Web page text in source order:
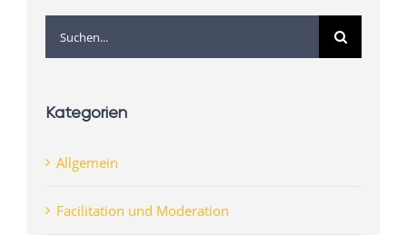
Suche
nach:
Kategorien
Allgemein
Facilitation und Moderation